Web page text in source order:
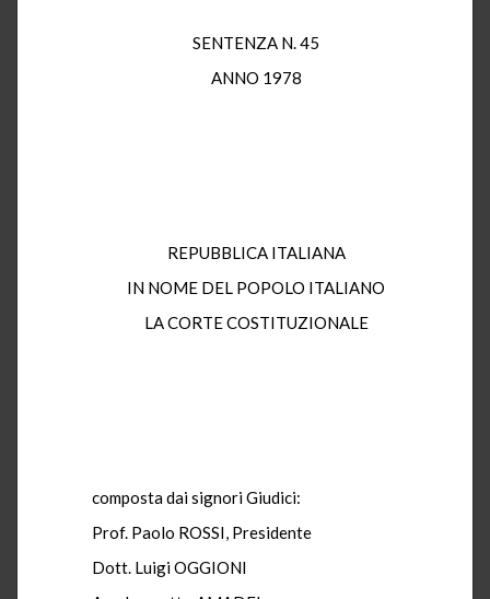
SENTENZA N. 45
ANNO 1978
REPUBBLICA ITALIANA
IN NOME DEL POPOLO ITALIANO
LA CORTE COSTITUZIONALE
composta dai signori Giudici:
Prof. Paolo ROSSI, Presidente
Dott. Luigi OGGIONI